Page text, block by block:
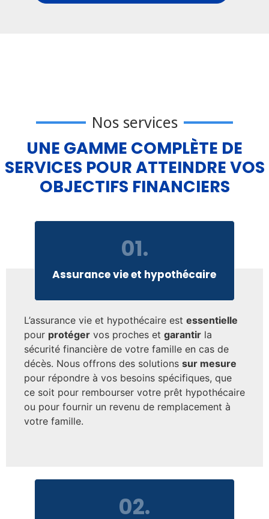
Nos services
UNE GAMME COMPLÈTE DE
SERVICES POUR ATTEINDRE VOS
OBJECTIFS FINANCIERS
01.
Assurance vie et hypothécaire
L’assurance vie et hypothécaire est essentielle
pour protéger vos proches et garantir la
sécurité financière de votre famille en cas de
décès. Nous offrons des solutions sur mesure
pour répondre à vos besoins spécifiques, que
ce soit pour rembourser votre prêt hypothécaire
ou pour fournir un revenu de remplacement à
votre famille.
02.